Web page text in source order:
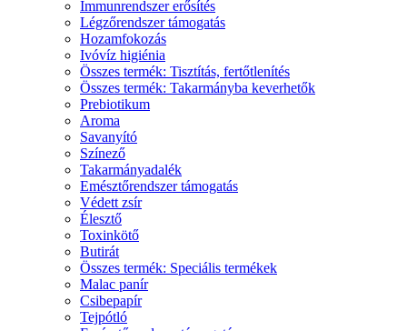
Immunrendszer erősítés
Légzőrendszer támogatás
Hozamfokozás
Ivóvíz higiénia
Összes termék: Tisztítás, fertőtlenítés
Összes termék: Takarmányba keverhetők
Prebiotikum
Aroma
Savanyító
Színező
Takarmányadalék
Emésztőrendszer támogatás
Védett zsír
Élesztő
Toxinkötő
Butirát
Összes termék: Speciális termékek
Malac panír
Csibepapír
Tejpótló